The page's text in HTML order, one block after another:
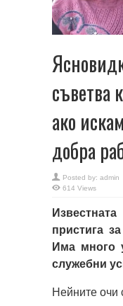
съветва
ако
добра
Posted by: admin
614 Views
пристига
Има много
служебни
Нейните очи